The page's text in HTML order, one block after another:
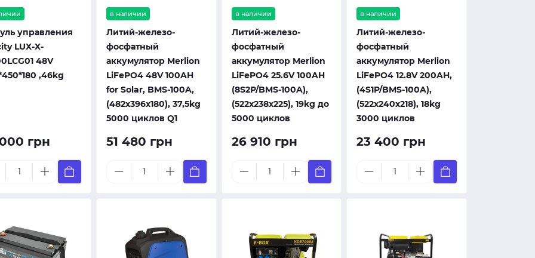
управления
LUX-X-
48V
,46kg
грн
в наличии
Литий-железо-
фосфатный
аккумулятор Merlion
LiFePO4 48V 100AH
for Solar, BMS-100A,
(482х396х180), 37,5kg
5000 циклов Q1
51 480 грн
в наличии
Литий-железо-
фосфатный
аккумулятор Merlion
LiFePO4 25.6V 100AH
(8S2P/BMS-100A),
(522x238x225), 19kg до
5000 циклов
26 910 грн
в наличии
Литий-железо-
фосфатный
аккумулятор Merlion
LiFePO4 12.8V 200AH,
(4S1P/BMS-100A),
(522x240x218), 18kg
3000 циклов
23 400 грн